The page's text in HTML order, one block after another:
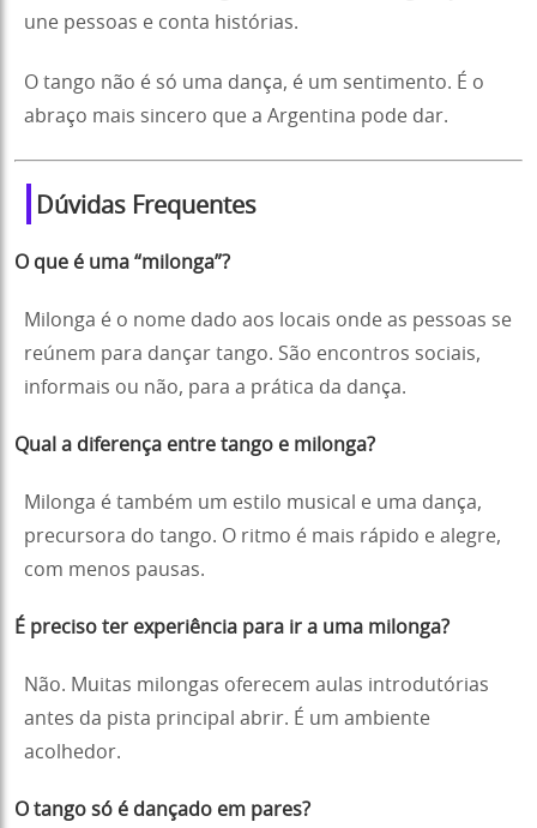
une pessoas e conta histórias.
O tango não é só uma dança, é um sentimento. É o
abraço mais sincero que a Argentina pode dar.
Dúvidas Frequentes
O que é uma “milonga”?
Milonga é o nome dado aos locais onde as pessoas se
reúnem para dançar tango. São encontros sociais,
informais ou não, para a prática da dança.
Qual a diferença entre tango e milonga?
Milonga é também um estilo musical e uma dança,
precursora do tango. O ritmo é mais rápido e alegre,
com menos pausas.
É preciso ter experiência para ir a uma milonga?
Não. Muitas milongas oferecem aulas introdutórias
antes da pista principal abrir. É um ambiente
acolhedor.
O tango só é dançado em pares?